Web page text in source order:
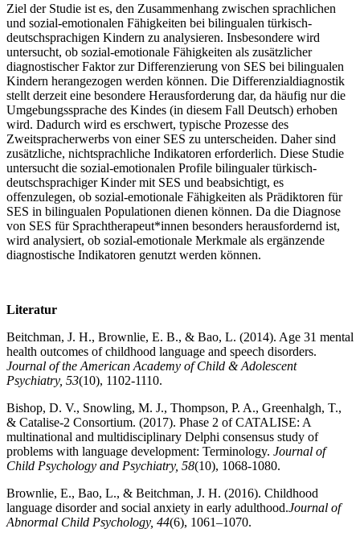
Ziel der Studie ist es, den Zusammenhang zwischen sprachlichen
und sozial-emotionalen Fähigkeiten bei bilingualen türkisch-
deutschsprachigen Kindern zu analysieren. Insbesondere wird
untersucht, ob sozial-emotionale Fähigkeiten als zusätzlicher
diagnostischer Faktor zur Differenzierung von SES bei bilingualen
Kindern herangezogen werden können. Die Differenzialdiagnostik
stellt derzeit eine besondere Herausforderung dar, da häufig nur die
Umgebungssprache des Kindes (in diesem Fall Deutsch) erhoben
wird. Dadurch wird es erschwert, typische Prozesse des
Zweitspracherwerbs von einer SES zu unterscheiden. Daher sind
zusätzliche, nichtsprachliche Indikatoren erforderlich. Diese Studie
untersucht die sozial-emotionalen Profile bilingualer türkisch-
deutschsprachiger Kinder mit SES und beabsichtigt, es
offenzulegen, ob sozial-emotionale Fähigkeiten als Prädiktoren für
SES in bilingualen Populationen dienen können. Da die Diagnose
von SES für Sprachtherapeut*innen besonders herausfordernd ist,
wird analysiert, ob sozial-emotionale Merkmale als ergänzende
diagnostische Indikatoren genutzt werden können.
Literatur
Beitchman, J. H., Brownlie, E. B., & Bao, L. (2014). Age 31 mental
health outcomes of childhood language and speech disorders.
Journal of the American Academy of Child & Adolescent
Psychiatry, 53(10), 1102-1110.
Bishop, D. V., Snowling, M. J., Thompson, P. A., Greenhalgh, T.,
& Catalise‐2 Consortium. (2017). Phase 2 of CATALISE: A
multinational and multidisciplinary Delphi consensus study of
problems with language development: Terminology. Journal of
Child Psychology and Psychiatry, 58(10), 1068-1080.
Brownlie, E., Bao, L., & Beitchman, J. H. (2016). Childhood
language disorder and social anxiety in early adulthood.Journal of
Abnormal Child Psychology, 44(6), 1061–1070.